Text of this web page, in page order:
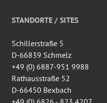
auf
Facebook
STANDORTE / SITES
Schillerstraße 5
D-66839 Schmelz
+49 (0) 6887-951 9988
Rathausstraße 52
D-66450 Bexbach